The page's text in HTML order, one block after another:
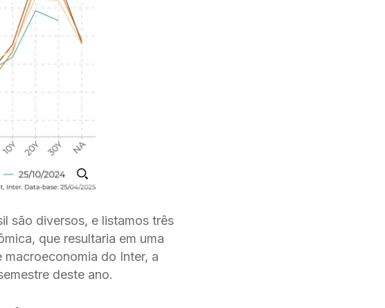
são diversos, e listamos três
que resultaria em uma
do Inter, a
deste ano.